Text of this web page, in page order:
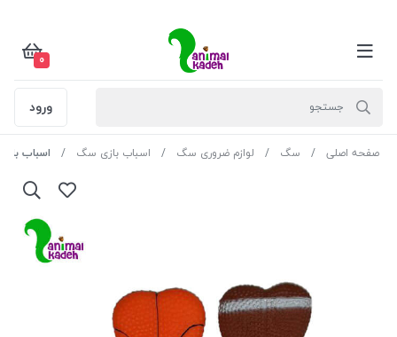
0
ورود
صفحه اصلی سگ لوازم ضروری سگ اسباب بازی سگ اسباب